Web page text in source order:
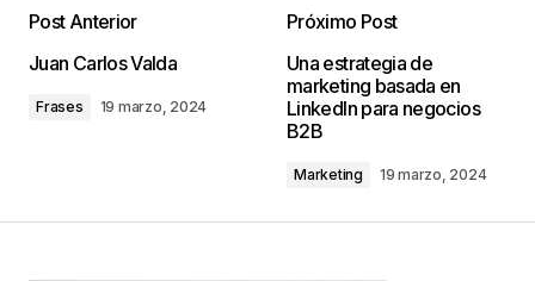
publicada. Los campos obligatorios están
Post Anterior
Juan Carlos Valda
Frases 19 marzo, 2024
Próximo Post
Una estrategia de
marketing basada en
LinkedIn para negocios
B2B
Marketing 19 marzo, 2024